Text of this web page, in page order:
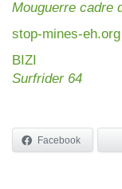
Mouguerre cadre
stop-mines-eh.org
BIZI
Surfrider 64
Facebook